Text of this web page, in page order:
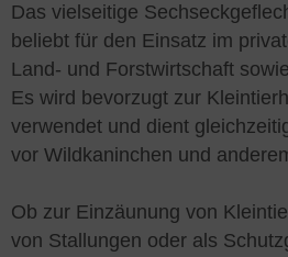
Das vielseitige
beliebt für den Einsatz im
Land- und Forstwirtschaft
Es wird bevorzugt zur
verwendet und dient
vor Wildkaninchen und
Ob zur Einzäunung von
von Stallungen oder als